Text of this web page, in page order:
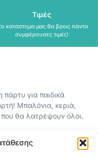
Τιμές
κατάστημα μας θα βρεις πάντα
συμφέρουσες τιμές!
για παιδικά
Μπαλόνια, κεριά,
που θα λατρέψουν όλοι.